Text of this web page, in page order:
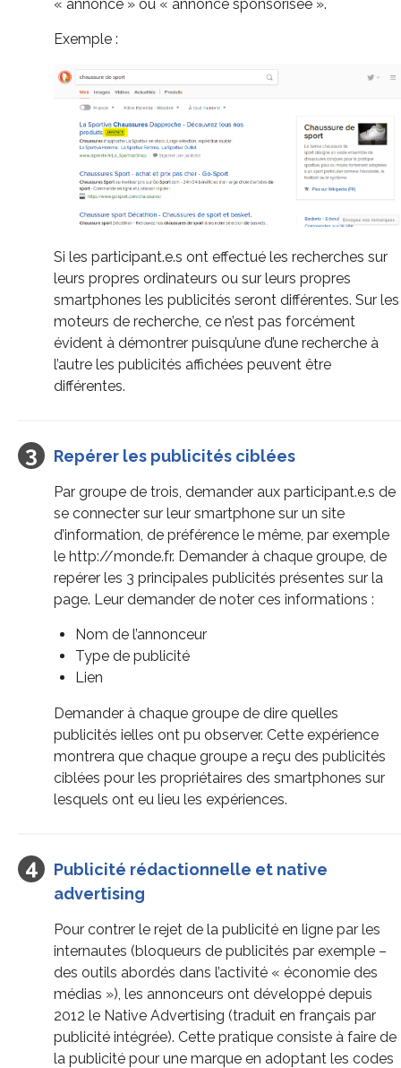
« annonce » ou « annonce sponsorisée ».
Exemple :
Si les participant.e.s ont effectué les recherches sur
leurs propres ordinateurs ou sur leurs propres
smartphones les publicités seront différentes. Sur les
moteurs de recherche, ce n’est pas forcément
évident à démontrer puisqu’une d’une recherche à
l’autre les publicités affichées peuvent être
différentes.
Repérer les publicités ciblées
Par groupe de trois, demander aux participant.e.s de
se connecter sur leur smartphone sur un site
d’information, de préférence le même, par exemple
le http://monde.fr. Demander à chaque groupe, de
repérer les 3 principales publicités présentes sur la
page. Leur demander de noter ces informations :
Nom de l’annonceur
Type de publicité
Lien
Demander à chaque groupe de dire quelles
publicités ielles ont pu observer. Cette expérience
montrera que chaque groupe a reçu des publicités
ciblées pour les propriétaires des smartphones sur
lesquels ont eu lieu les expériences.
Publicité rédactionnelle et native
advertising
Pour contrer le rejet de la publicité en ligne par les
internautes (bloqueurs de publicités par exemple –
des outils abordés dans l’activité « économie des
médias »), les annonceurs ont développé depuis
2012 le Native Advertising (traduit en français par
publicité intégrée). Cette pratique consiste à faire de
la publicité pour une marque en adoptant les codes